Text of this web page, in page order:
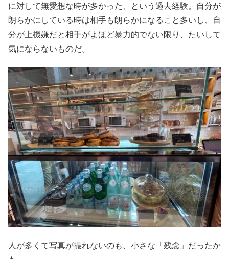
に対して無愛想な時が多かった、という過去経験。自分が
朗らかにしている時は相手も朗らかになること多いし、自
分が上機嫌だと相手がよほど暴力的でない限り、たいして
気にならないものだ。
人が多くて写真が撮れないのも、小さな「残念」だったか